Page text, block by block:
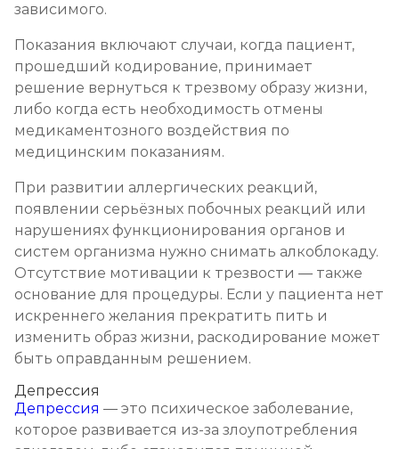
от 750 ₽ Записаться
зависимого.
Показания включают случаи, когда пациент,
прошедший кодирование, принимает
решение вернуться к трезвому образу жизни,
либо когда есть необходимость отмены
медикаментозного воздействия по
медицинским показаниям.
При развитии аллергических реакций,
появлении серьёзных побочных реакций или
нарушениях функционирования органов и
систем организма нужно снимать алкоблокаду.
Отсутствие мотивации к трезвости — также
основание для процедуры. Если у пациента нет
искреннего желания прекратить пить и
изменить образ жизни, раскодирование может
быть оправданным решением.
Депрессия
Депрессия — это психическое заболевание,
которое развивается из-за злоупотребления